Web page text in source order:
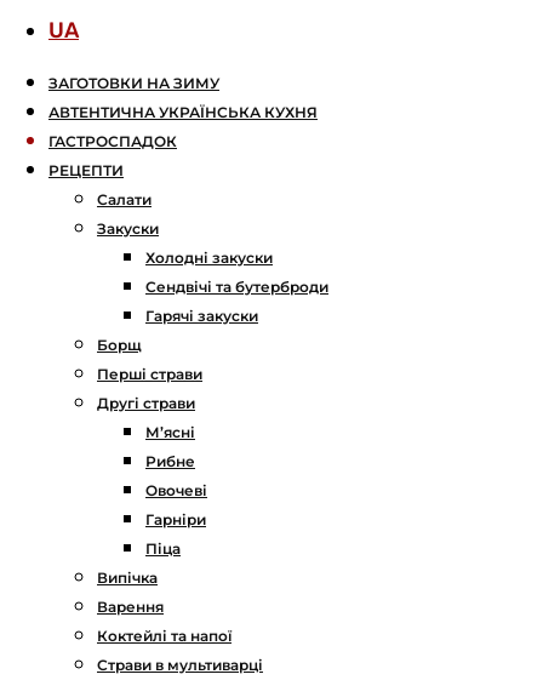
UA
ЗАГОТОВКИ НА ЗИМУ
АВТЕНТИЧНА УКРАЇНСЬКА КУХНЯ
ГАСТРОСПАДОК
РЕЦЕПТИ
Салати
Закуски
Холодні закуски
Сендвічі та бутерброди
Гарячі закуски
Борщ
Перші страви
Другі страви
М’ясні
Рибне
Овочеві
Гарніри
Піца
Випічка
Варення
Коктейлі та напої
Страви в мультиварці